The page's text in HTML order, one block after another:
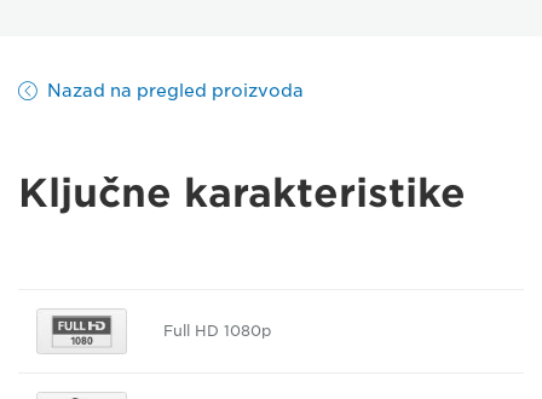
Nazad na pregled proizvoda
Ključne karakteristike
Full HD 1080p